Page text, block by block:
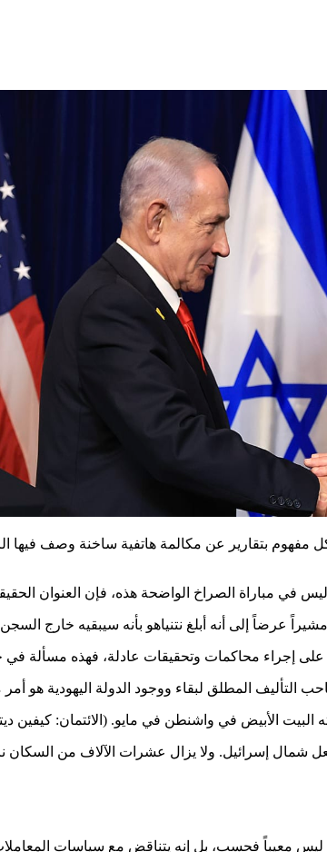
بتقارير عن مكالمة هاتفية ساخنة وصف فيها
في مباراة الصراخ الواضحة هذه، فإن العنوان
عرضاً إلى أنه أبلغ نتنياهو بأنه سيبقيه خارج
إجراء محاكمات وتحقيقات عادلة، فهذه مسألة في
المطلق لبقاء ووجود الدولة اليهودية هو أمر
البيت الأبيض في واشنطن في مايو. (الائتمان: كيفين
شمال إسرائيل. ولا يزال عشرات الآلاف من
معيباً فحسب، بل إنه يتناقض مع سياسات المعاملات